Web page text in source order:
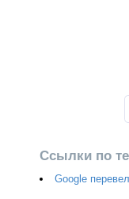
Ссылки по
Google